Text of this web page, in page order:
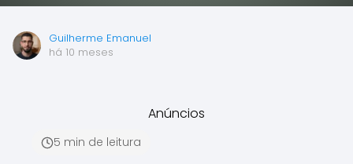
Guilherme Emanuel
há 10 meses
Anúncios
5 min de leitura